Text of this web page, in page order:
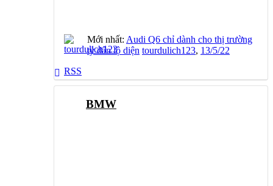
Mới nhất: Audi Q6 chỉ dành cho thị trường
tỷ dân lộ diện tourdulich123, 13/5/22
RSS
BMW